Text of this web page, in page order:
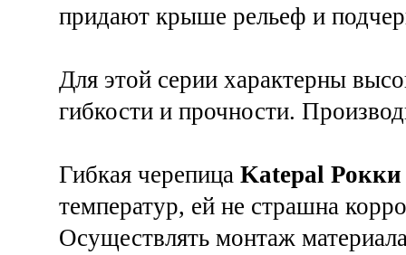
придают крыше рельеф и
Для этой серии характерны
гибкости и прочности.
Гибкая черепица Katepal Рокки
температур, ей не страшна
Осуществлять монтаж